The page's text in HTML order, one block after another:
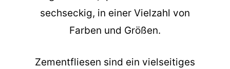
sechseckig, in einer Vielzahl von
Farben und Größen.
Zementfliesen sind ein vielseitiges